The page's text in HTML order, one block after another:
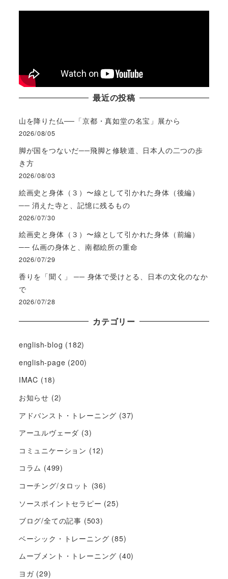
最近の投稿
山を降りた仏──「京都・真如堂の名宝」展から
2026/08/05
脚が国をつないだ──飛脚と修験道、日本人の二つの歩
き方
2026/08/03
絵画史と身体（３）〜線として引かれた身体（後編）
── 消えた寺と、記憶に残るもの
2026/07/30
絵画史と身体（３）〜線として引かれた身体（前編）
── 仏画の身体と、南都絵所の重命
2026/07/29
香りを「聞く」 ── 身体で受けとる、日本の文化のなか
で
2026/07/28
カテゴリー
english-blog (182)
english-page (200)
IMAC (18)
お知らせ (2)
アドバンスト・トレーニング (37)
アーユルヴェーダ (3)
コミュニケーション (12)
コラム (499)
コーチング/タロット (36)
ソースポイントセラピー (25)
ブログ/全ての記事 (503)
ベーシック・トレーニング (85)
ムーブメント・トレーニング (40)
ヨガ(29)